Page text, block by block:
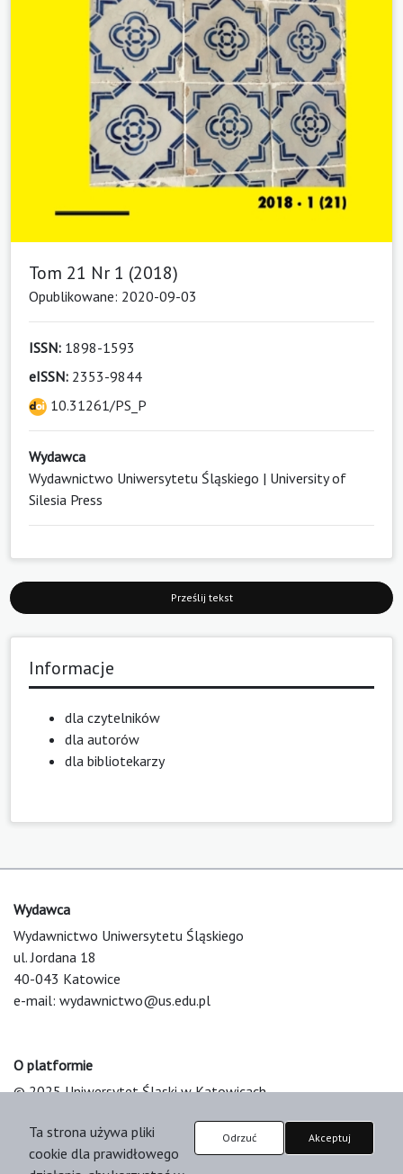
Tom 21 Nr 1 (2018)
Opublikowane: 2020-09-03
ISSN: 1898-1593
eISSN: 2353-9844
10.31261/PS_P
Wydawca
Wydawnictwo Uniwersytetu Śląskiego | University of
Silesia Press
Prześlij tekst
Informacje
dla czytelników
dla autorów
dla bibliotekarzy
Wydawca
Wydawnictwo Uniwersytetu Śląskiego
ul. Jordana 18
40-043 Katowice
e-mail: wydawnictwo@us.edu.pl
O platformie
© 2025 Uniwersytet Śląski w Katowicach
Platform & Workflow by OJS/PKP
Ta strona używa pliki
cookie dla prawidłowego
Odrzuć Akceptuj